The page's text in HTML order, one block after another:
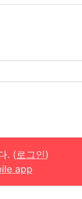
. (로그인)
app